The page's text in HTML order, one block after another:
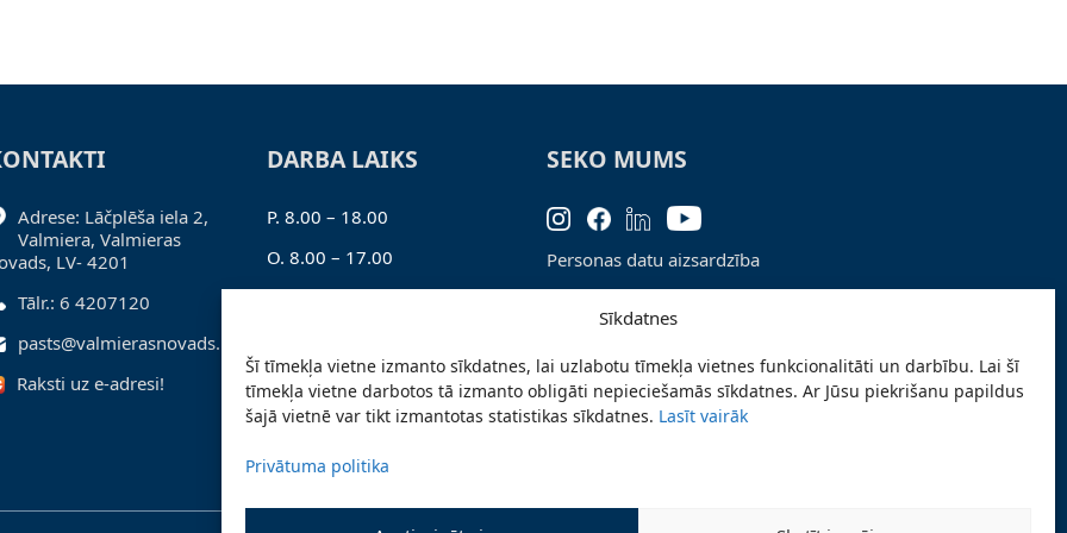
Sīkdatnes
Šī tīmekļa vietne izmanto sīkdatnes, lai uzlabotu tīmekļa vietnes funkcionalitāti un darbību. Lai šī
tīmekļa vietne darbotos tā izmanto obligāti nepieciešamās sīkdatnes. Ar Jūsu piekrišanu papildus
šajā vietnē var tikt izmantotas statistikas sīkdatnes. Lasīt vairāk
Privātuma politika
Adrese: Lāčplēša iela 2,
Valmiera, Valmieras
LV- 4201
Tālr.: 6 4207120
pasts@valmierasnovads.lv
Raksti uz e-adresi!
DARBA LAIKS
P. 8.00 – 18.00
O. 8.00 – 17.00
T. 8.00 – 17.00
Pk. 8.00 – 16.00
SEKO MUMS
Personas datu aizsardzība
Pieteikties jaunumiem
Piekļūstamības paziņojums